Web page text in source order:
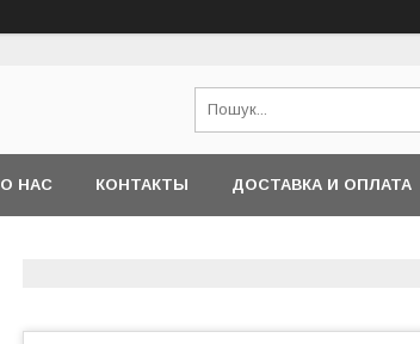
О НАС КОНТАКТЫ ДОСТАВКА И ОПЛАТА